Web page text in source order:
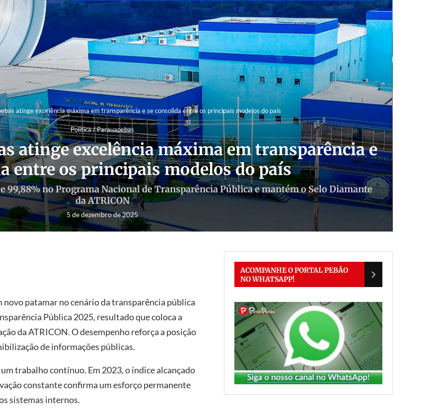
atinge excelência máxima em transparência e se consolida entre os principais modelos do país
Política / Parauapebas
atinge excelência máxima em transparência e
entre os principais modelos do país
no Programa Nacional de Transparência Pública e mantém o Selo Diamante
da ATRICON
5 de dezembro de 2025
patamar no cenário da transparência pública
Pública 2025, resultado que coloca a
da ATRICON. O desempenho reforça a posição
de informações públicas.
trabalho contínuo. Em 2023, o índice alcançado
constante confirma um esforço permanente
sistemas internos.
ACOMPANHE O PORTAL PEBÃO
NO WHATSAPP!